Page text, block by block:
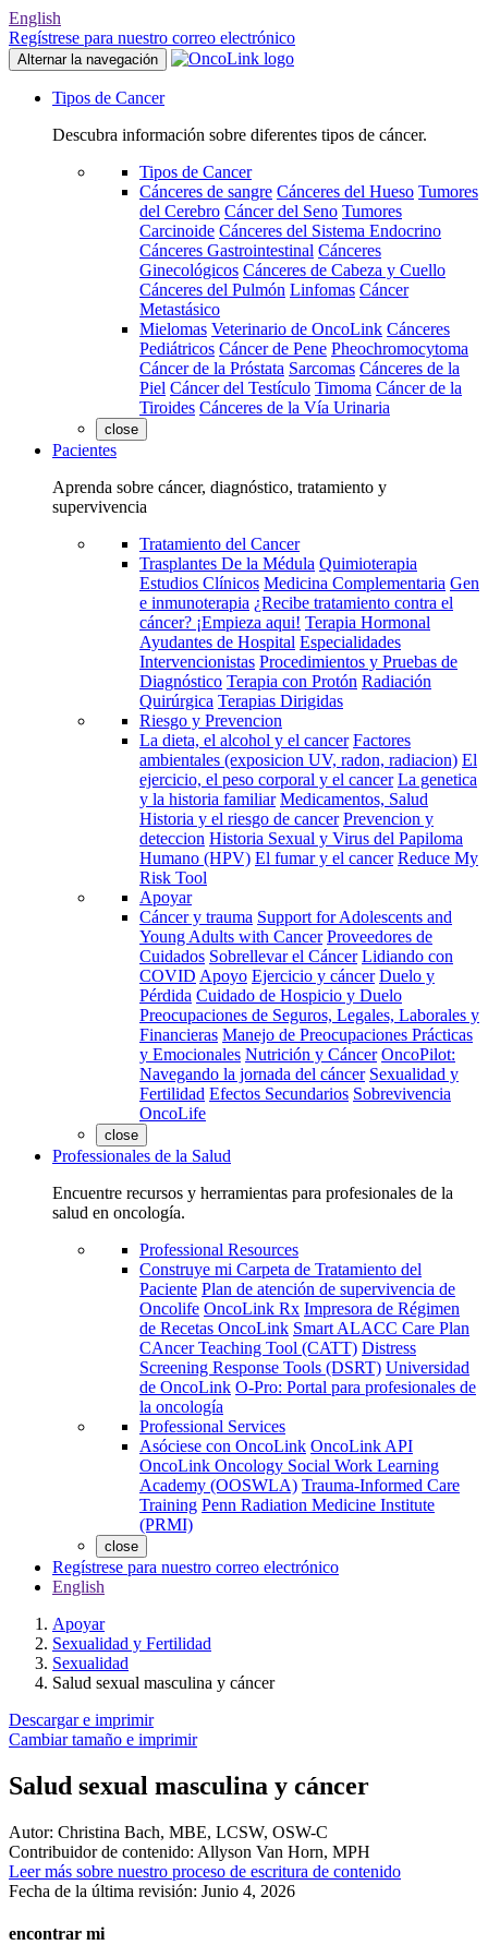
English
Regístrese para nuestro correo electrónico
Alternar la navegación
Tipos de Cancer
Descubra información sobre diferentes tipos de cáncer.
Tipos de Cancer
Cánceres de sangre Cánceres del Hueso Tumores
del Cerebro Cáncer del Seno Tumores
Carcinoide Cánceres del Sistema Endocrino
Cánceres Gastrointestinal Cánceres
Ginecológicos Cánceres de Cabeza y Cuello
Cánceres del Pulmón Linfomas Cáncer
Metastásico
Mielomas Veterinario de OncoLink Cánceres
Pediátricos Cáncer de Pene Pheochromocytoma
Cáncer de la Próstata Sarcomas Cánceres de la
Piel Cáncer del Testículo Timoma Cáncer de la
Tiroides Cánceres de la Vía Urinaria
close
Pacientes
Aprenda sobre cáncer, diagnóstico, tratamiento y
supervivencia
Tratamiento del Cancer
Trasplantes De la Médula Quimioterapia
Estudios Clínicos Medicina Complementaria Gen
e inmunoterapia ¿Recibe tratamiento contra el
cáncer? ¡Empieza aqui! Terapia Hormonal
Ayudantes de Hospital Especialidades
Intervencionistas Procedimientos y Pruebas de
Diagnóstico Terapia con Protón Radiación
Quirúrgica Terapias Dirigidas
Riesgo y Prevencion
La dieta, el alcohol y el cancer Factores
ambientales (exposicion UV, radon, radiacion) El
ejercicio, el peso corporal y el cancer La genetica
y la historia familiar Medicamentos, Salud
Historia y el riesgo de cancer Prevencion y
deteccion Historia Sexual y Virus del Papiloma
Humano (HPV) El fumar y el cancer Reduce My
Risk Tool
Apoyar
Cáncer y trauma Support for Adolescents and
Young Adults with Cancer Proveedores de
Cuidados Sobrellevar el Cáncer Lidiando con
COVID Apoyo Ejercicio y cáncer Duelo y
Pérdida Cuidado de Hospicio y Duelo
Preocupaciones de Seguros, Legales, Laborales y
Financieras Manejo de Preocupaciones Prácticas
y Emocionales Nutrición y Cáncer OncoPilot:
Navegando la jornada del cáncer Sexualidad y
Fertilidad Efectos Secundarios Sobrevivencia
OncoLife
close
Professionales de la Salud
Encuentre recursos y herramientas para profesionales de la
salud en oncología.
Professional Resources
Construye mi Carpeta de Tratamiento del
Paciente Plan de atención de supervivencia de
Oncolife OncoLink Rx Impresora de Régimen
de Recetas OncoLink Smart ALACC Care Plan
CAncer Teaching Tool (CATT) Distress
Screening Response Tools (DSRT) Universidad
de OncoLink O-Pro: Portal para profesionales de
la oncología
Professional Services
Asóciese con OncoLink OncoLink API
OncoLink Oncology Social Work Learning
Academy (OOSWLA) Trauma-Informed Care
Training Penn Radiation Medicine Institute
(PRMI)
close
Regístrese para nuestro correo electrónico
English
Apoyar
Sexualidad y Fertilidad
Sexualidad
Salud sexual masculina y cáncer
Descargar e imprimir
Cambiar tamaño e imprimir
Salud sexual masculina y cáncer
Autor: Christina Bach, MBE, LCSW, OSW-C
Contribuidor de contenido: Allyson Van Horn, MPH
Leer más sobre nuestro proceso de escritura de contenido
Fecha de la última revisión: Junio 4, 2026
encontrar mi